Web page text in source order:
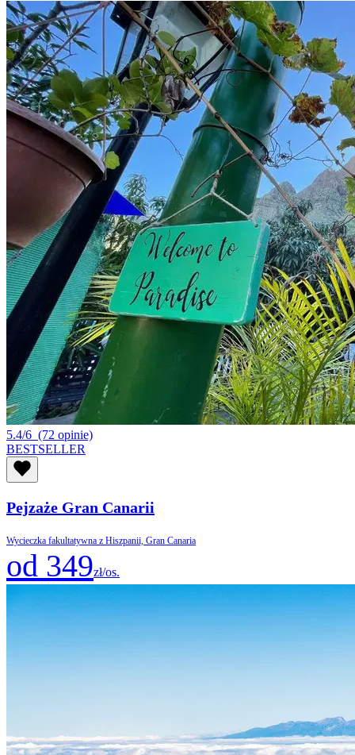
5.4/6 (72 opinie)
BESTSELLER
Pejzaże Gran Canarii
Wycieczka fakultatywna z Hiszpanii, Gran Canaria
od 349zł/os.